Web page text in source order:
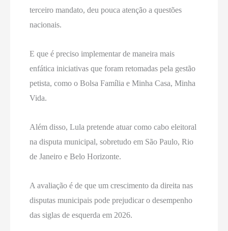
terceiro mandato, deu pouca atenção a questões
nacionais.
E que é preciso implementar de maneira mais
enfática iniciativas que foram retomadas pela gestão
petista, como o Bolsa Família e Minha Casa, Minha
Vida.
Além disso, Lula pretende atuar como cabo eleitoral
na disputa municipal, sobretudo em São Paulo, Rio
de Janeiro e Belo Horizonte.
A avaliação é de que um crescimento da direita nas
disputas municipais pode prejudicar o desempenho
das siglas de esquerda em 2026.